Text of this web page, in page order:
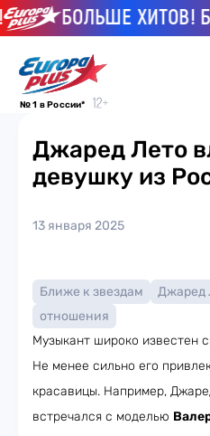
БОЛЬШЕ ХИТОВ!
№ 1 в России*
Джаред Лето
девушку из
13 января 2025
Ближе к звездам Джаред
отношения
Музыкант широко известен
Не менее сильно его
красавицы. Например,
встречался с моделью